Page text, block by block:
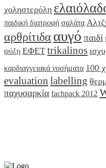
χοληστερόλη
παιδική διατροφή σαλάτα
αρθρίτιδα αυγό παιδί
ψύξη ΕΦΕΤ trikalinos
καρδιαγγειακά νοσήματα 100
evaluation labelling
παχυσαρκία fachpack 2012